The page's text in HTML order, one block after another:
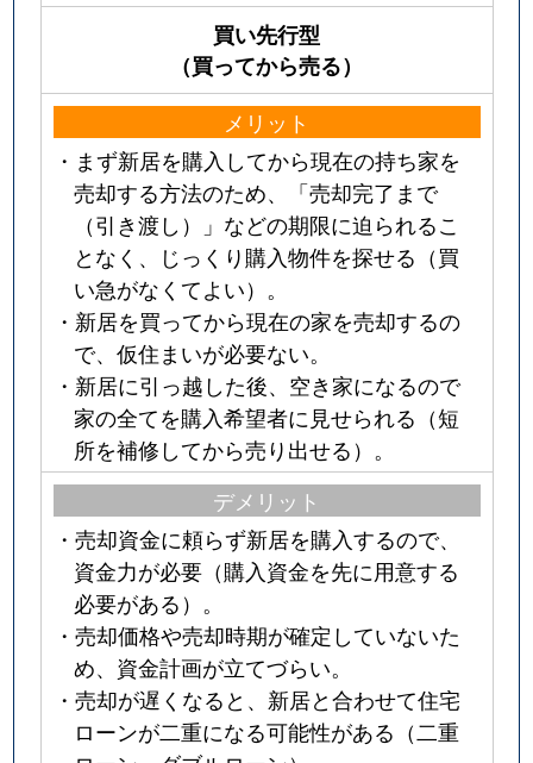
買い先行型
（買ってから売る）
メリット
・まず新居を購入してから現在の持ち家を
売却する方法のため、「売却完了まで
（引き渡し）」などの期限に迫られるこ
となく、じっくり購入物件を探せる（買
い急がなくてよい）。
・新居を買ってから現在の家を売却するの
で、仮住まいが必要ない。
・新居に引っ越した後、空き家になるので
家の全てを購入希望者に見せられる（短
所を補修してから売り出せる）。
デメリット
・売却資金に頼らず新居を購入するので、
資金力が必要（購入資金を先に用意する
必要がある）。
・売却価格や売却時期が確定していないた
め、資金計画が立てづらい。
・売却が遅くなると、新居と合わせて住宅
ローンが二重になる可能性がある（二重